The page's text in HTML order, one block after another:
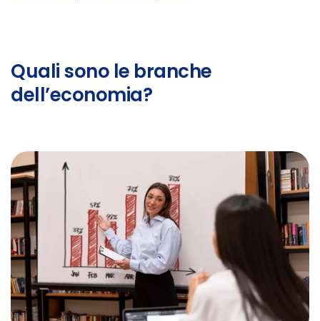
Quali sono le branche
dell’economia?